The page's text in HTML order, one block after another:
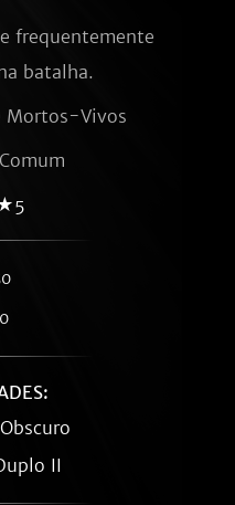
frequentemente
batalha.
Mortos-Vivos
Comum
II